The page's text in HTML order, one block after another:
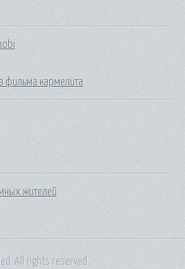
фильма кармелита
жителей
All rights reserved.